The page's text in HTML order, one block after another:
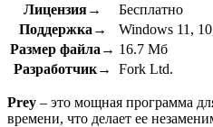
Лицензия→
Бесплатно
Поддержка→
Windows 11,
Размер файла→ 16.7 Мб
Разработчик→
Fork Ltd.
Prey – это мощная программа
времени, что делает ее